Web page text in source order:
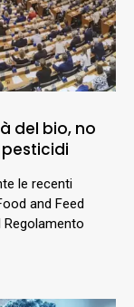
del bio, no
le recenti
and Feed